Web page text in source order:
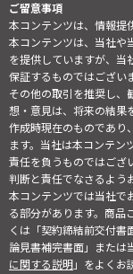
ご留意事項
本コンテンツは、情報提
本コンテンツは、当社や
を提供していますが、当
保証するものではござい
その他の取引を推奨し、
想・意見は、将来の結果
作成時現在のものであり
ます。当社は本コンテン
責任を負うものではござ
判断と責任でなさるよう
本コンテンツでは当社で
る部分があります。商品
くは「契約締結前交付書
論見書補完書面」または
に関する説明」をよくお